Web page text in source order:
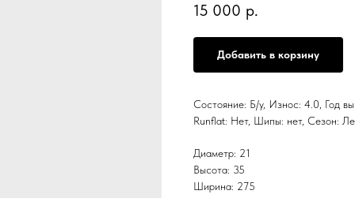
15 000 р.
Добавить в корзину
Состояние: Б/у, Износ: 4.0, Год
Runflat: Нет, Шипы: нет,
Диаметр: 21
Высота: 35
Ширина: 275